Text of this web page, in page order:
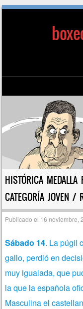
Saltar al contenido
HISTÓRICA MEDALLA
CATEGORÍA JOVEN /
Publicado el 16 noviembre,
Sábado 14. La púgil
gallo, perdió en
muy igualada, que
la que la española
Masculina el